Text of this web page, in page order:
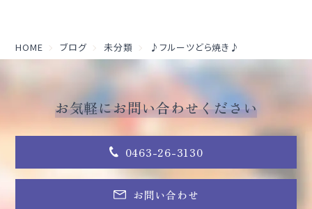
HOME ブログ 未分類 ♪フルーツどら焼き♪
お気軽にお問い合わせください
0463-26-3130
お問い合わせ